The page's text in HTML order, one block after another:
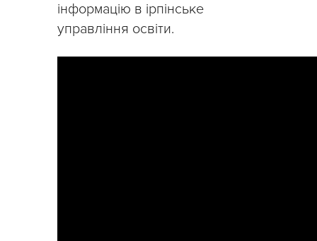
інформацію в ірпінське
управління освіти.